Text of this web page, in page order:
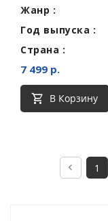
Жанр :
Год выпуска :
Страна :
7 499 р.
В Корзину
1